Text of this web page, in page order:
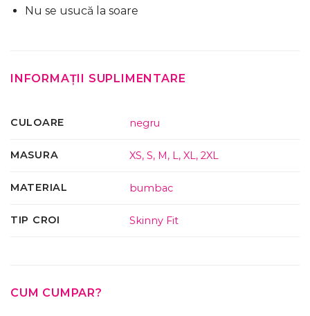
Nu se usucă la soare
INFORMAȚII SUPLIMENTARE
CULOARE negru
MASURA XS,S, M, L,XL,2XL
MATERIAL bumbac
TIP CROI Skinny Fit
CUM CUMPAR?